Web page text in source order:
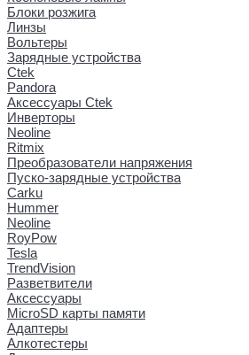
Блоки розжига
Линзы
Вольтеры
Зарядные устройства
Ctek
Pandora
Аксессуары Ctek
Инверторы
Neoline
Ritmix
Преобразователи напряжения
Пуско-зарядные устройства
Carku
Hummer
Neoline
RoyPow
Tesla
TrendVision
Разветвители
Аксессуары
MicroSD карты памяти
Адаптеры
Алкотестеры